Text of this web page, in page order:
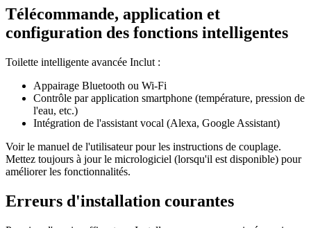
Télécommande, application et
configuration des fonctions intelligentes
Toilette intelligente avancée Inclut :
Appairage Bluetooth ou Wi-Fi
Contrôle par application smartphone (température, pression de
l'eau, etc.)
Intégration de l'assistant vocal (Alexa, Google Assistant)
Voir le manuel de l'utilisateur pour les instructions de couplage.
Mettez toujours à jour le micrologiciel (lorsqu'il est disponible) pour
améliorer les fonctionnalités.
Erreurs d'installation courantes